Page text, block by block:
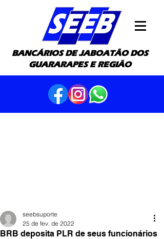
BANCÁRIOS DE JABOATÃO DOS
GUARARAPES E REGIÃO
BRB deposita PLR de seus funcionários
seebsuporte
25 de fev. de 2022